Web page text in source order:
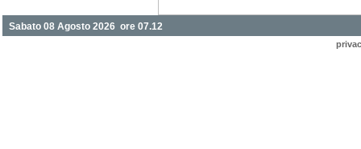
Sabato 08 Agosto 2026 ore 07.12